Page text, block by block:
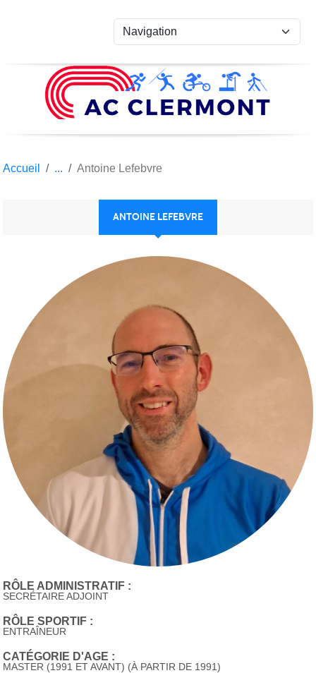
Accueil Antoine Lefebvre
ANTOINE LEFEBVRE
RÔLE ADMINISTRATIF :
SECRÉTAIRE ADJOINT
RÔLE SPORTIF :
ENTRAÎNEUR
CATÉGORIE D'AGE :
MASTER (1991 ET AVANT) (À PARTIR DE 1991)